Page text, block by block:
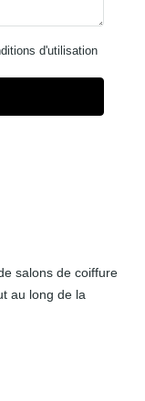
d'utilisation
salons de coiffure
au long de la